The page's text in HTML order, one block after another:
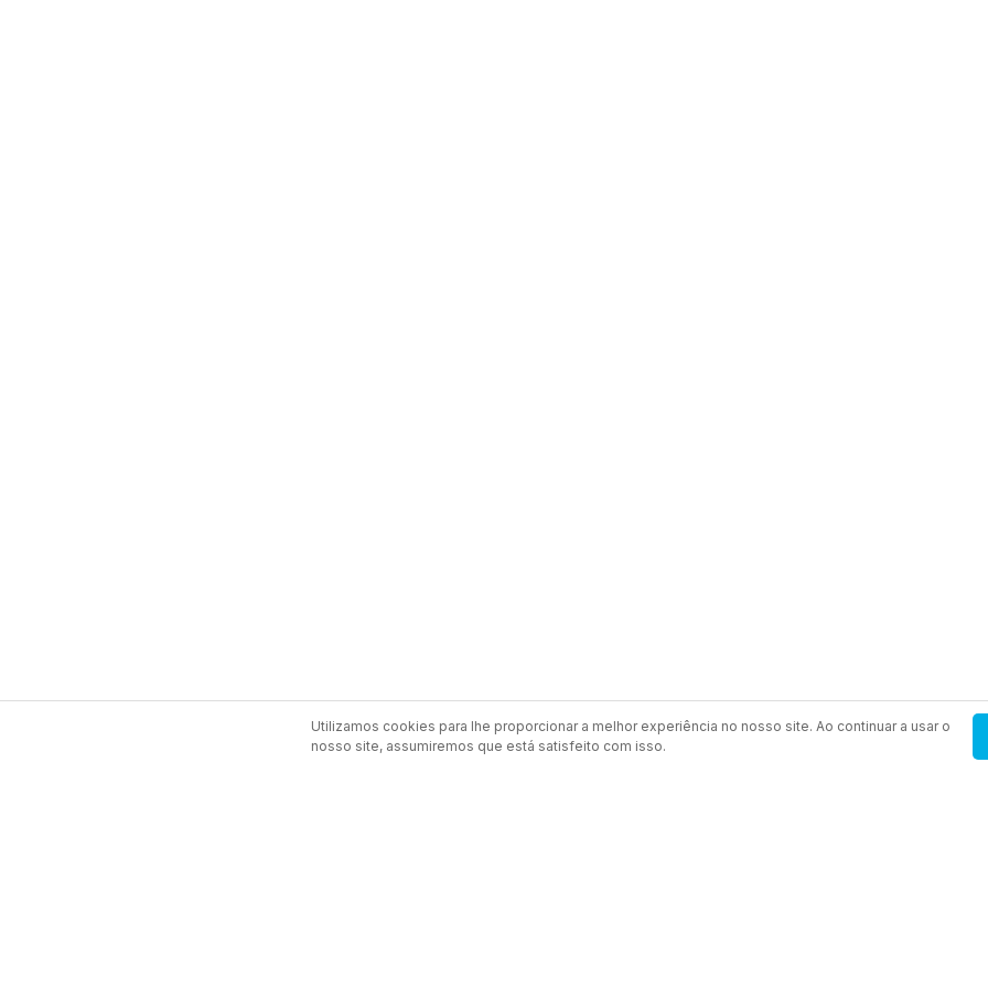
Utilizamos cookies para lhe proporcionar a melhor experiência no nosso site. Ao continuar a usar o
nosso site, assumiremos que está satisfeito com isso.